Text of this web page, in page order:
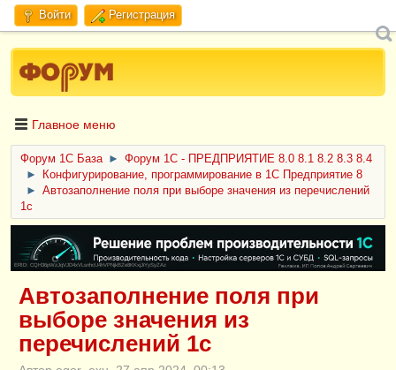
Войти Регистрация
Главное меню
Форум 1C База ►
Форум 1С - ПРЕДПРИЯТИЕ 8.0 8.1 8.2 8.3 8.4
►
Конфигурирование, программирование в 1С Предприятие 8
►
Автозаполнение поля при выборе значения из перечислений
1с
ERID: CQH36pWzJqVJD4xVLsnhcU4hVPNjkBZe8KKxjJiYySyZAz
Автозаполнение поля при
выборе значения из
перечислений 1с